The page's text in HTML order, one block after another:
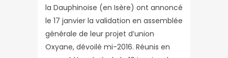
la Dauphinoise (en Isère) ont annoncé
le 17 janvier la validation en assemblée
générale de leur projet d’union
Oxyane, dévoilé mi-2016. Réunis en